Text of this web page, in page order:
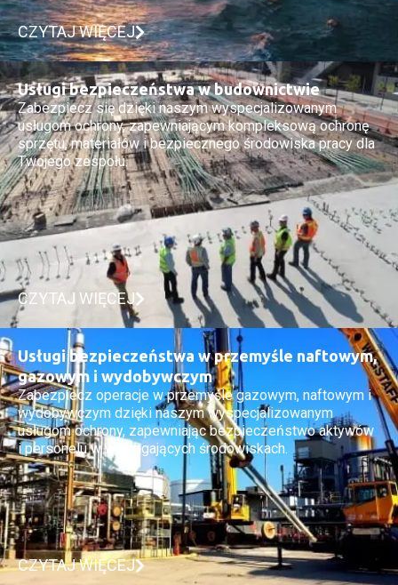
CZYTAJ WIĘCEJ
Usługi bezpieczeństwa w budownictwie
Zabezpiecz się dzięki naszym wyspecjalizowanym
usługom ochrony, zapewniającym kompleksową ochronę
sprzętu, materiałów i bezpiecznego środowiska pracy dla
Twojego zespołu.
CZYTAJ WIĘCEJ
Usługi bezpieczeństwa w przemyśle naftowym,
gazowym i wydobywczym
Zabezpiecz operacje w przemyśle gazowym, naftowym i
wydobywczym dzięki naszym wyspecjalizowanym
usługom ochrony, zapewniając bezpieczeństwo aktywów
i personelu w wymagających środowiskach.
CZYTAJ WIĘCEJ